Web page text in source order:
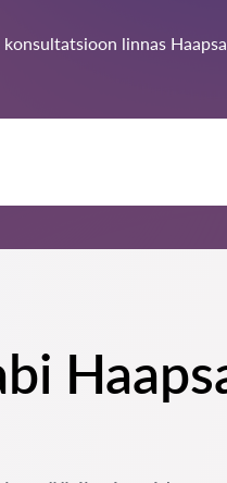
konsultatsioon linnas